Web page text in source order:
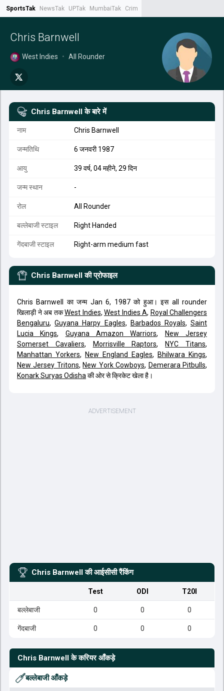
SportsTak NewsTak UPTak MumbaiTak CrimeTak
Chris Barnwell
West Indies • All Rounder
Chris Barnwell के बारे में
नाम Chris Barnwell
जन्मतिथि 6 जनवरी 1987
आयु 39 वर्ष, 04 महीने, 29 दिन
जन्म स्थान -
रोल All Rounder
बल्लेबाजी स्टाइल Right Handed
गेंदबाजी स्टाइल Right-arm medium fast
Chris Barnwell की प्रोफाइल
Chris Barnwell का जन्म Jan 6, 1987 को हुआ। इस all rounder
खिलाड़ी ने अब तकWest Indies, West Indies A, Royal Challengers
Bengaluru,Guyana Harpy Eagles, Barbados Royals,Saint
Lucia Kings, Guyana Amazon Warriors,
New Jersey
Somerset Cavaliers, Morrisville Raptors, NYC Titans,
Manhattan Yorkers, New England Eagles, Bhilwara Kings,
New Jersey Tritons, New York Cowboys, Demerara Pitbulls,
Konark Suryas Odisha की ओर से क्रिकेट खेला है।
Chris Barnwell की आईसीसी रैंकिंग
Test ODI T20I
बल्लेबाजी 0 0 0
गेंदबाजी 0 0 0
Chris Barnwell के करियर आँकड़े
बल्लेबाजी आँकड़े